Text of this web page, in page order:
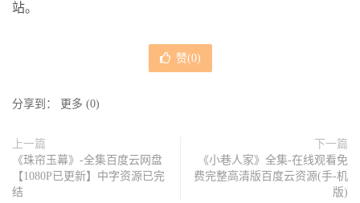
站。
赞(0)
分享到： 更多 (0)
上一篇
《珠帘玉幕》-全集百度云网盘
【1080P已更新】中字资源已完
结
下一篇
《小巷人家》全集-在线观看免
费完整高清版百度云资源(手-机
版)